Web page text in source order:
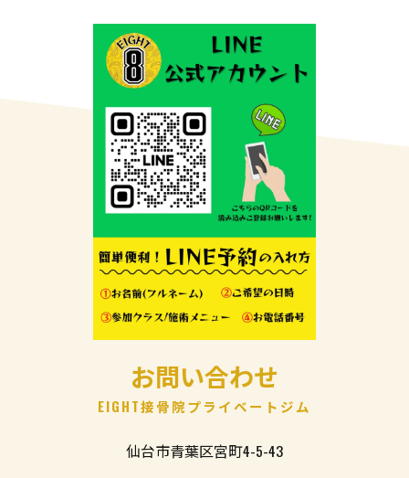
お問い合わせ
EIGHT接骨院プライベートジム
仙台市青葉区宮町4-5-43